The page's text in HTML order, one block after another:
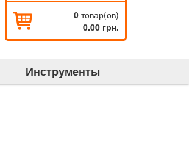
0 товар(ов)
0.00 грн.
Инструменты